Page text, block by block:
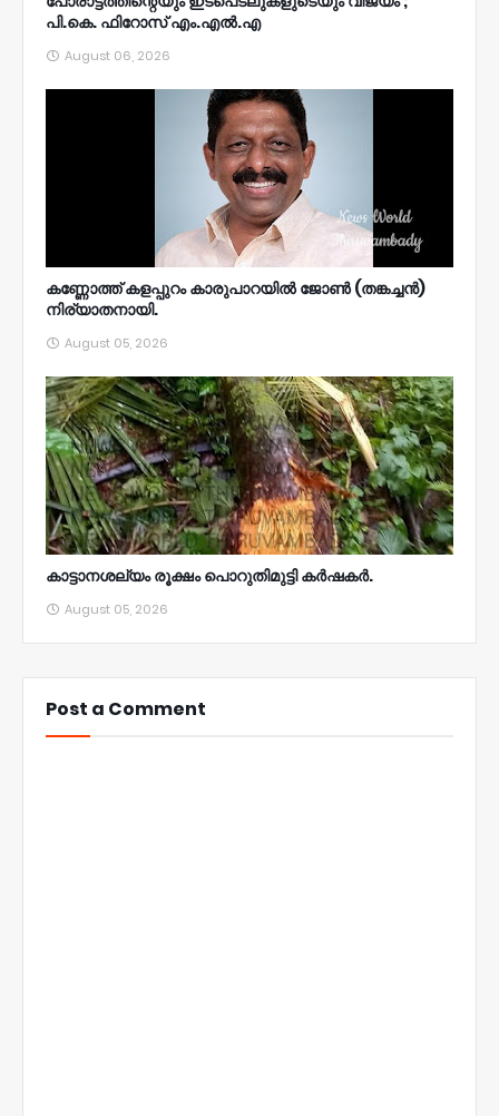
പി.കെ. ഫിറോസ് എം.എൽ‍.എ
August 06, 2026
കണ്ണോത്ത് കളപ്പുറം കാരുപാറയിൽ ജോൺ (തങ്കച്ചൻ)
നിര്യാതനായി.
August 05, 2026
കാട്ടാനശല്യം രൂക്ഷം പൊറുതിമുട്ടി കർഷകർ.
August 05, 2026
Post a Comment